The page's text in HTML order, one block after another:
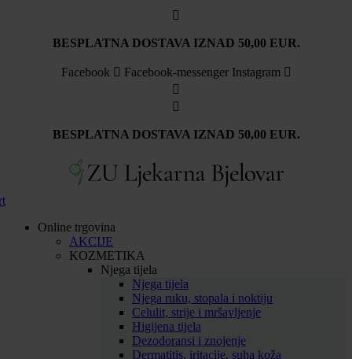
BESPLATNA DOSTAVA IZNAD 50,00 EUR.
Facebook Facebook-messenger Instagram
BESPLATNA DOSTAVA IZNAD 50,00 EUR.
Online trgovina
AKCIJE
KOZMETIKA
Njega tijela
Njega tijela
Njega ruku, stopala i noktiju
Celulit, strije i mršavljenje
Higijena tijela
Dezodoransi i znojenje
Dermatitis, iritacije, suha koža